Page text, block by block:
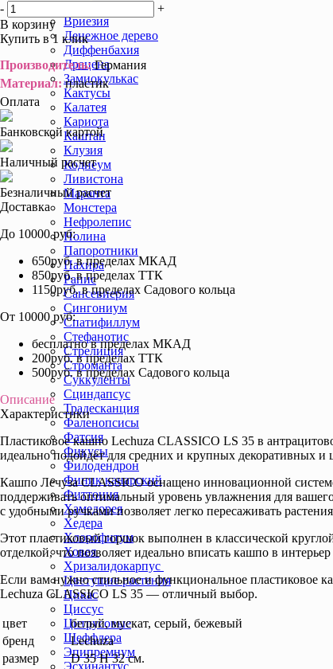
Вриезия
Денежное дерево
Диффенбахия
Драцена
Замиокулькас
Кактусы
Калатея
Кариота
Каштан
Клузия
Кодиеум
Ливистона
Маранта
Монстера
Нефролепис
Нолина
Папоротники
Пахира
Рапис
Сансевиерия
Сингониум
Спатифиллум
Стефанотис
Стрелиция
Строманта
Суккуленты
Сциндапсус
Традесканция
Фаленопсисы
Фатсия
Фикусы
Филодендрон
Финик канарский
Фиттония
Хамедорея
Хедера
Хлорофитум
Ховея
Хризалидокарпус
Цветущие растения
Цикас
Циссус
Цитрусовые
Шеффлера
Эпипремнум
Эсхинантус
-
+
В корзину
Купить в 1 клик
Производитель:Германия
Материал:пластик
Оплата
Банковской картой
Наличный расчет
Безналичный расчет
Доставка
До 10000 руб:
650руб. в пределах МКАД
850руб. в пределах ТТК
1150руб. в пределах Садового кольца
От 10000 руб:
бесплатно в пределах МКАД
200руб. в пределах ТТК
500руб. в пределах Садового кольца
Описание
Характеристики
Пластиковое кашпо Lechuza CLASSICO LS 35 в
идеально подойдёт для средних и крупных декоративных
Кашпо Лечуза CLASSICO оснащено инновационной
поддерживать оптимальный уровень увлажнения для
с удобными ручками позволяет легко пересаживать
Этот пластиковый горшок выполнен в классической
отделкой, что позволяет идеально вписать кашпо в
Если вам нужно стильное и функциональное пластиковое
Lechuza CLASSICO LS 35 — отличный выбор.
цвет
белый, мускат, серый, бежевый
бренд
Lechuza
размер
D 35 Н 32 см.